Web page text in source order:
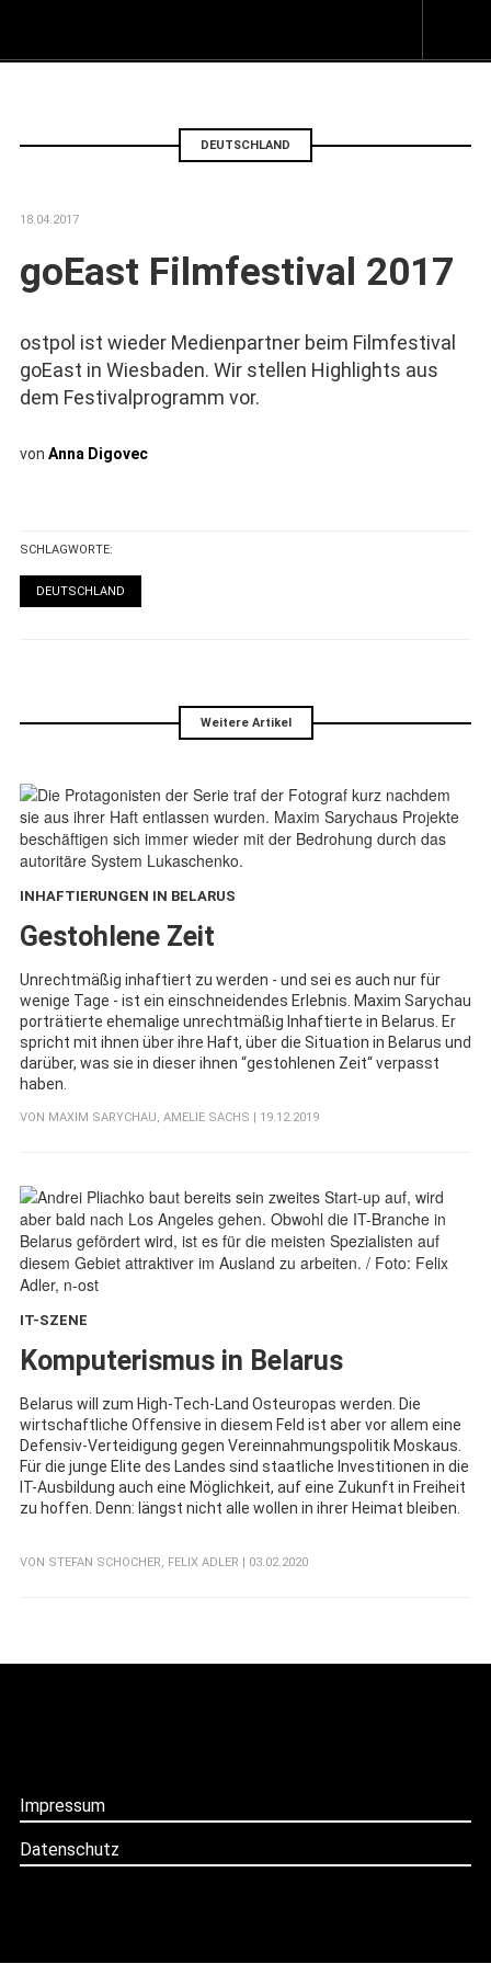
DEUTSCHLAND
18.04.2017
goEast Filmfestival 2017
ostpol ist wieder Medienpartner beim Filmfestival
goEast in Wiesbaden. Wir stellen Highlights aus
dem Festivalprogramm vor.
von Anna Digovec
SCHLAGWORTE:
DEUTSCHLAND
Weitere Artikel
INHAFTIERUNGEN IN BELARUS
Gestohlene Zeit
Unrechtmäßig inhaftiert zu werden - und sei es auch nur für
wenige Tage - ist ein einschneidendes Erlebnis. Maxim Sarychau
porträtierte ehemalige unrechtmäßig Inhaftierte in Belarus. Er
spricht mit ihnen über ihre Haft, über die Situation in Belarus und
darüber, was sie in dieser ihnen “gestohlenen Zeit“ verpasst
haben.
VON MAXIM SARYCHAU, AMELIE SACHS | 19.12.2019
IT-SZENE
Komputerismus in Belarus
Belarus will zum High-Tech-Land Osteuropas werden. Die
wirtschaftliche Offensive in diesem Feld ist aber vor allem eine
Defensiv-Verteidigung gegen Vereinnahmungspolitik Moskaus.
Für die junge Elite des Landes sind staatliche Investitionen in die
IT-Ausbildung auch eine Möglichkeit, auf eine Zukunft in Freiheit
zu hoffen. Denn: längst nicht alle wollen in ihrer Heimat bleiben.
VON STEFAN SCHOCHER, FELIX ADLER | 03.02.2020
Impressum
Datenschutz